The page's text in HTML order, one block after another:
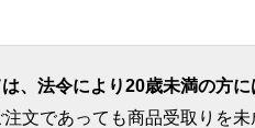
、法令により20歳未満の方に
文であっても商品受取りを